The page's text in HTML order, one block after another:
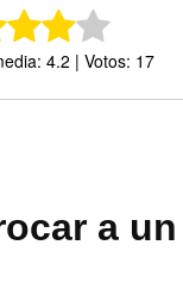
4.2 | Votos: 17
a